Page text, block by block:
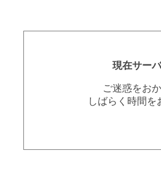
現在サー
ご迷惑をお
しばらく時間を